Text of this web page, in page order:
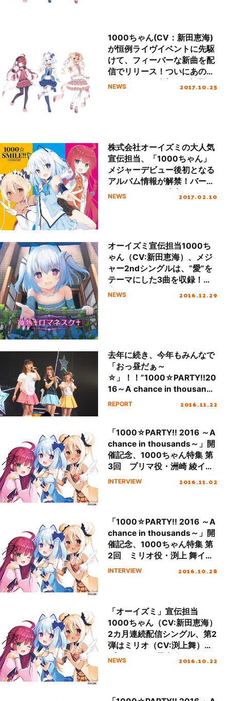
1000ちゃん(CV：新田恵海)
が恒例ライヴイベントに先駆
けて、フィーバーな新曲を配
信でリリース！ついにあのキ
ャラクターも参加した話題の
NEWS 2017.10.25
株式会社オーイズミの大人気
宣伝担当、「1000ちゃん」
メジャーデビュー後初となる
アルバム情報が解禁！バース
デーイベントも決定！！
NEWS 2017.02.10
オーイズミ宣伝担当1000ち
ゃん（CV:新田恵海）、メジ
ャー2ndシングルは、“愛”を
テーマにした3曲を収録！来
春にはファーストアルバム
NEWS 2016.12.29
去年に続き、今年もみんなで
「おっ昼だぁ～
☆」！！”1000☆PARTY!!20
16～A chance in thousands
～”イベントレポート
REPORT 2016.11.22
「1000☆PARTY!! 2016 ～A
chance in thousands～」開
催記念、1000ちゃん特集 第
3回 プリマ役・洲崎 綾イン
タビュー！
INTERVIEW 2016.11.02
「1000☆PARTY!! 2016 ～A
chance in thousands～」開
催記念、1000ちゃん特集 第
2回 ミリオ役・渕上 舞イン
タビュー！
INTERVIEW 2016.10.28
「オーイズミ」宣伝担当
1000ちゃん（CV:新田恵海）
2カ月連続配信シングル、第2
弾はミリオ（CV:渕上舞）、
プリマ（CV:洲崎綾）と歌う
NEWS 2016.10.22